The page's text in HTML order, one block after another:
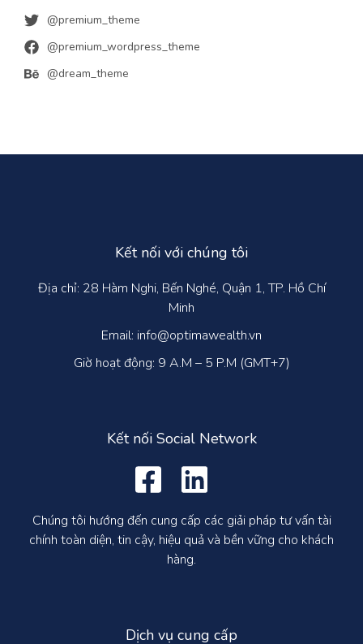
@premium_theme
@premium_wordpress_theme
@dream_theme
Kết nối với chúng tôi
Địa chỉ: 28 Hàm Nghi, Bến Nghé, Quận 1, TP. Hồ Chí
Minh
Email: info@optimawealth.vn
Giờ hoạt động: 9 A.M – 5 P.M (GMT+7)
Kết nối Social Network
Chúng tôi hướng đến cung cấp các giải pháp tư vấn tài
chính toàn diện, tin cậy, hiệu quả và bền vững cho khách
hàng.
Dịch vụ cung cấp